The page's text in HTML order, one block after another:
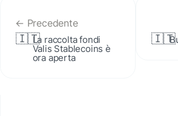
← Precedente
🇮🇹La raccolta fondi
Valis Stablecoins è
ora aperta
🇮🇹